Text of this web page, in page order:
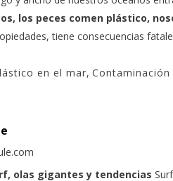
los peces comen plástico,
tiene consecuencias
en el mar,
olas gigantes y tendencias